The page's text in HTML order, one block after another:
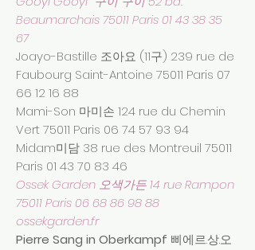
Beaumarchais 75011 Paris01 43 38 35
67
Joayo-Bastille 조아요 (11구) 239 rue de
Faubourg Saint-Antoine 75011 Paris 07
66 12 16 88
Mami-Son 마미손 124 rue du Chemin
Vert 75011 Paris 06 74 57 93 94
Midam미담 38 rue des Montreuil 75011
Paris 01 43 70 83 46
Ossek Garden 오색가든 14 rue Rampon
75011 Paris06 68 86 98 88
ossekgarden.fr
Pierre Sang in Oberkampf 삐에르.상.오